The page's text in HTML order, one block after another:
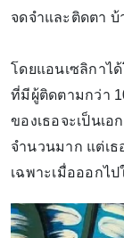
จดจำและติดตา บ้
โดยแอนเซลิกาไ
ที่มีผู้ติดตามกว่า
ของเธอจะเป็นเ
จำนวนมาก แต่เธ
เฉพาะเมื่อออกไ